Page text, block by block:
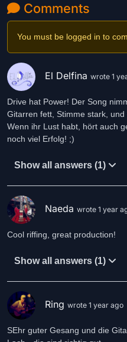
Comments
You must be logged in to
El Delfina wrote 1
Drive hat Power! Der Song
Gitarren fett, Stimme stark,
Wenn ihr Lust habt, hört auch
noch viel Erfolg! ;)
Show all answers (1)
Naeda wrote 1 year
Cool riffing, great production!
Show all answers (1)
Ring wrote 1 year ago
SEhr guter Gesang und die